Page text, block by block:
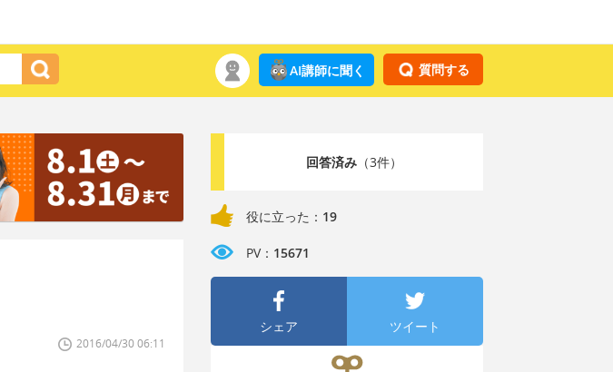
質問する
AI講師に聞く
2016/04/30 06:11
回答済み（3件）
役に立った： 19
PV： 15671
シェア ツイート